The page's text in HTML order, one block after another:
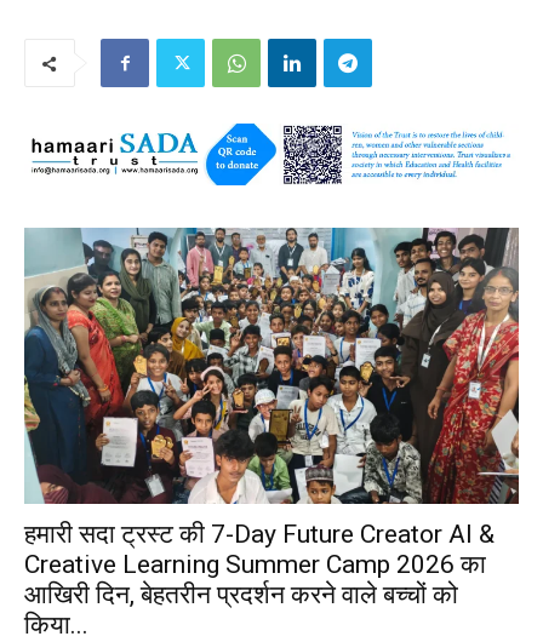
हमारी सदा ट्रस्ट की 7-Day Future Creator AI &
Creative Learning Summer Camp 2026 का
आखिरी दिन, बेहतरीन प्रदर्शन करने वाले बच्चों को
किया...